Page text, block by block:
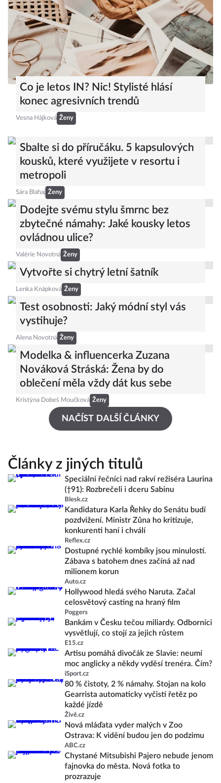
Co je letos IN? Nic! Stylisté hlásí
konec agresivních trendů
Vesna Hájková Ženy
Sbalte si do příručáku. 5 kapsulových
kousků, které využijete v resortu i
metropoli
Sára Blahaj Ženy
Dodejte svému stylu šmrnc bez
zbytečné námahy: Jaké kousky letos
ovládnou ulice?
Valérie Novotná Ženy
Vytvořte si chytrý letní šatník
Lenka Knápková Ženy
Test osobnosti: Jaký módní styl vás
vystihuje?
Alena Novotná Ženy
Modelka & influencerka Zuzana
Nováková Stráská: Žena by do
oblečení měla vždy dát kus sebe
Kristýna Dobeš Moučková Ženy
NAČÍST DALŠÍ ČLÁNKY
Články z jiných titulů
Speciální řečníci nad rakví režiséra Laurina
(†91): Rozbrečeli i dceru Sabinu
Blesk.cz
Kandidatura Karla Řehky do Senátu budí
pozdvižení. Ministr Zůna ho kritizuje,
konkurenti haní i chválí
Reflex.cz
Dostupné rychlé kombíky jsou minulostí.
Zábava s batohem dnes začíná až nad
milionem korun
Auto.cz
Hollywood hledá svého Naruta. Začal
celosvětový casting na hraný film
Poggers
Bankám v Česku tečou miliardy. Odborníci
vysvětlují, co stojí za jejich růstem
E15.cz
Artisu pomáhá divočák ze Slavie: neumí
moc anglicky a někdy vyděsí trenéra. Čím?
iSport.cz
80 % čistoty, 2 % námahy. Stojan na kolo
Gearrista automaticky vyčistí řetěz po
každé jízdě
Živě.cz
Nová mláďata vyder malých v Zoo
Ostrava: K vidění budou jen do podzimu
ABC.cz
Chystané Mitsubishi Pajero nebude jenom
fajnovka do města. Nová fotka to
prozrazuje